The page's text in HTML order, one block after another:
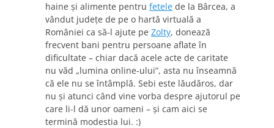
haine şi alimente pentru fetele de la Bârcea, a
vândut judeţe de pe o hartă virtuală a
României ca să-l ajute pe Zolty, donează
frecvent bani pentru persoane aflate în
dificultate – chiar dacă acele acte de caritate
nu văd „lumina online-ului”, asta nu înseamnă
că ele nu se întâmplă. Sebi este lăudăros, dar
nu şi atunci când vine vorba despre ajutorul pe
care li-l dă unor oameni – şi cam aici se
termină modestia lui. :)